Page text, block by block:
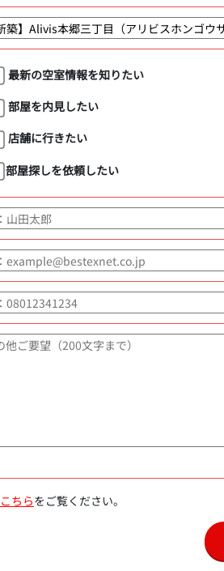
最新の空室情報を知りたい
部屋を内見したい
店舗に行きたい
部屋探しを依頼したい
こちらをご覧ください。